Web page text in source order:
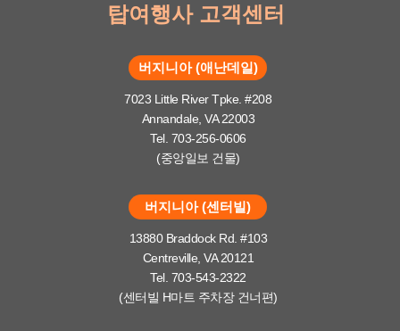
탑여행사 고객센터
버지니아 (애난데일)
7023 Little River Tpke. #208
Annandale, VA 22003
Tel. 703-256-0606
(중앙일보 건물)
버지니아 (센터빌)
13880 Braddock Rd. #103
Centreville, VA 20121
Tel. 703-543-2322
(센터빌 H마트 주차장 건너편)